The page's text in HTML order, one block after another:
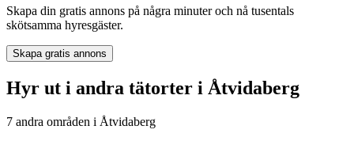
Skapa din gratis annons på några minuter och nå tusentals
skötsamma hyresgäster.
Skapa gratis annons
Hyr ut i andra tätorter i Åtvidaberg
7 andra områden i Åtvidaberg